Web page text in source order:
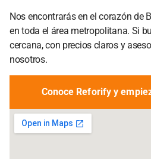
Nos encontrarás en el corazón de
en toda el área metropolitana. Si
cercana, con precios claros y
nosotros.
Conoce Reforify y